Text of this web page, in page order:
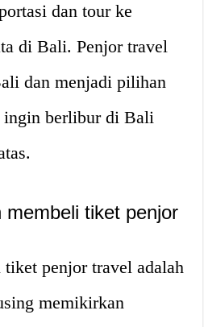
dan tour ke
di Bali. Penjor travel
dan menjadi pilihan
ingin berlibur di Bali
membeli tiket penjor
penjor travel adalah
memikirkan